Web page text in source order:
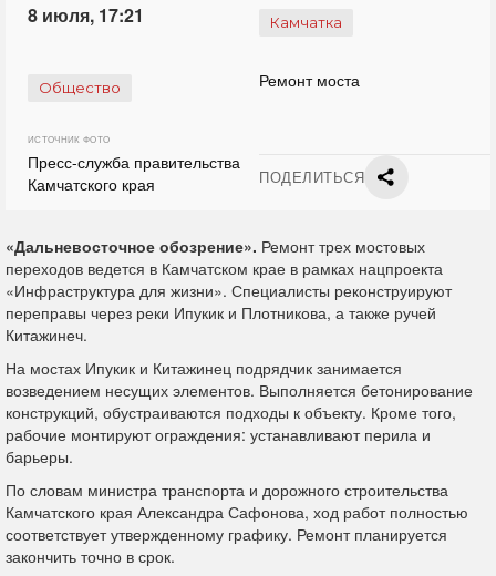
8 июля, 17:21 Камчатка
Общество Ремонт моста
ИСТОЧНИК ФОТО
Пресс-служба правительства
Камчатского края
ПОДЕЛИТЬСЯ
«Дальневосточное обозрение». Ремонт трех мостовых
переходов ведется в Камчатском крае в рамках нацпроекта
«Инфраструктура для жизни». Специалисты реконструируют
переправы через реки Ипукик и Плотникова, а также ручей
Китажинеч.
На мостах Ипукик и Китажинец подрядчик занимается
возведением несущих элементов. Выполняется бетонирование
конструкций, обустраиваются подходы к объекту. Кроме того,
рабочие монтируют ограждения: устанавливают перила и
барьеры.
По словам министра транспорта и дорожного строительства
Камчатского края Александра Сафонова, ход работ полностью
соответствует утвержденному графику. Ремонт планируется
закончить точно в срок.